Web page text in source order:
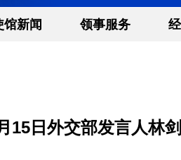
馆新闻 领事服务
15日外交部发言人林